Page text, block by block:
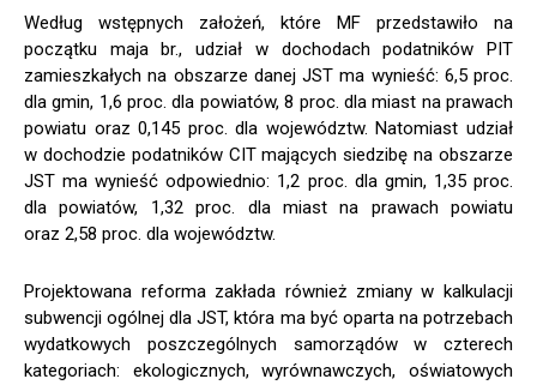
Według wstępnych założeń, które MF przedstawiło na
początku maja br., udział w dochodach podatników PIT
zamieszkałych na obszarze danej JST ma wynieść: 6,5 proc.
dla gmin, 1,6 proc. dla powiatów, 8 proc. dla miast na prawach
powiatu oraz 0,145 proc. dla województw. Natomiast udział
w dochodzie podatników CIT mających siedzibę na obszarze
JST ma wynieść odpowiednio: 1,2 proc. dla gmin, 1,35 proc.
dla powiatów, 1,32 proc. dla miast na prawach powiatu
oraz 2,58 proc. dla województw.
Projektowana reforma zakłada również zmiany w kalkulacji
subwencji ogólnej dla JST, która ma być oparta na potrzebach
wydatkowych poszczególnych samorządów w czterech
kategoriach: ekologicznych, wyrównawczych, oświatowych